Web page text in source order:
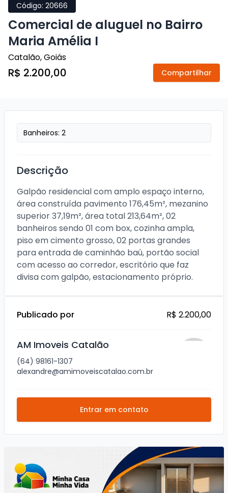
Código: 20666
Comercial de aluguel no Bairro
Maria Amélia I
Catalão,Goiás
R$ 2.200,00 Compartilhar
Banheiros: 2
Descrição
Galpão residencial com amplo espaço interno,
área construída pavimento 176,45m², mezanino
superior 37,19m², área total 213,64m², 02
banheiros sendo 01 com box, cozinha ampla,
piso em cimento grosso, 02 portas grandes
para entrada de caminhão baú, portão social
com acesso ao corredor, escritório que faz
divisa com galpão, estacionamento próprio.
Publicado por R$ 2.200,00
AM Imoveis Catalão
(64) 98161-1307
alexandre@amimoveiscatalao.com.br
Entrar em contato